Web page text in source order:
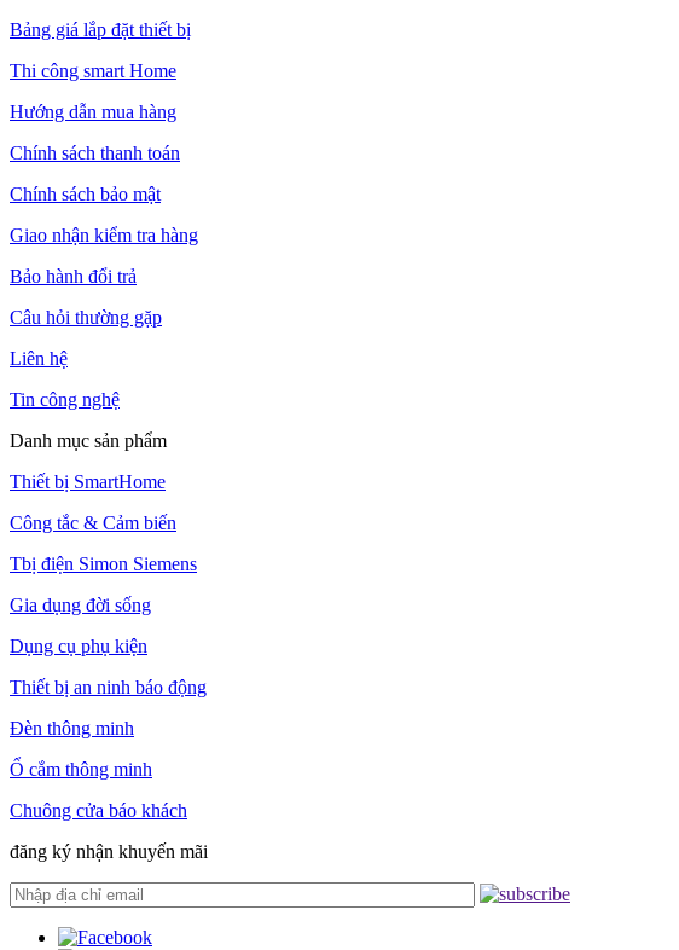
Bảng giá lắp đặt thiết bị
Thi công smart Home
Hướng dẫn mua hàng
Chính sách thanh toán
Chính sách bảo mật
Giao nhận kiểm tra hàng
Bảo hành đổi trả
Câu hỏi thường gặp
Liên hệ
Tin công nghệ
Danh mục sản phẩm
Thiết bị SmartHome
Công tắc & Cảm biến
Tbị điện Simon Siemens
Gia dụng đời sống
Dụng cụ phụ kiện
Thiết bị an ninh báo động
Đèn thông minh
Ổ cắm thông minh
Chuông cửa báo khách
đăng ký nhận khuyến mãi